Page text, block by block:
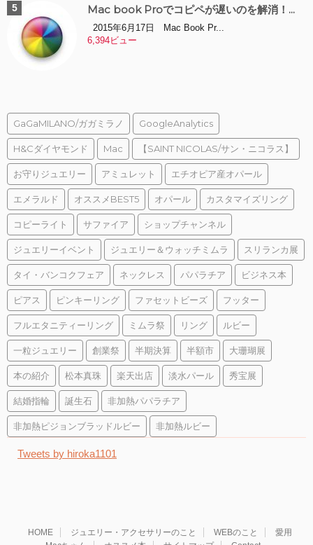
Mac book Proでコピペが遅いのを解消！...
2015年6月17日 Mac Book Pr...
6,394ビュー
GaGaMILANO/ガガミラノ GoogleAnalytics
H&Cダイヤモンド Mac 【SAINT NICOLAS/サン・ニコラス】
お守りジュエリー アミュレット エチオピア産オパール
エメラルド オススメBEST5 オパール カスタマイズリング
コピーライト サファイア ショップチャンネル
ジュエリーイベント ジュエリー＆ウォッチミムラ スリランカ展
タイ・バンコクフェア ネックレス パパラチア ビジネス本
ピアス ピンキーリング ファセットビーズ フッター
フルエタニティーリング ミムラ祭 リング ルビー
一粒ジュエリー 創業祭 半期決算 半額市 大珊瑚展
本の紹介 松本真珠 楽天出店 淡水パール 秀宝展
結婚指輪 誕生石 非加熱パパラチア
非加熱ピジョンブラッドルビー 非加熱ルビー
Tweets by hiroka1101
HOME ジュエリー・アクセサリーのこと WEBのこと
愛用